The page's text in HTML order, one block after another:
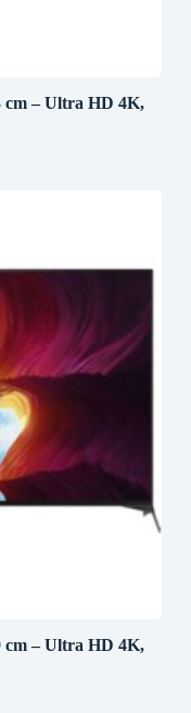
cm – Ultra HD 4K,
cm – Ultra HD 4K,